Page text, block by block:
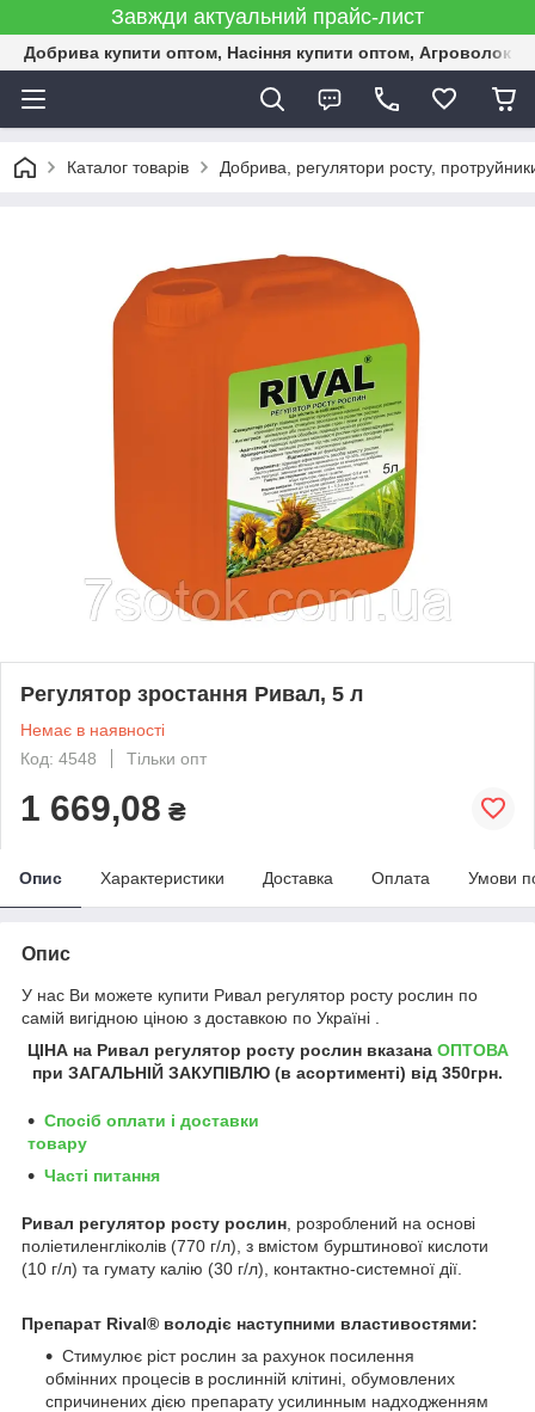
Завжди актуальний прайс-лист
Добрива купити оптом, Насіння купити оптом,
Каталог товарів Добрива, регулятори росту,
Регулятор зростання Ривал, 5 л
Немає в наявності
Код: 4548
Тільки опт
1 669,08 ₴
Опис Характеристики Доставка Оплата Умови
Опис
У нас Ви можете купити Ривал регулятор росту рослин по
самій вигідною ціною з доставкою по Україні .
ЦІНА на Ривал регулятор росту рослинвказана ОПТОВА
при ЗАГАЛЬНІЙ ЗАКУПІВЛЮ (в асортименті) від 350грн.
Спосіб оплати і доставки
товару
Часті питання
Ривал регулятор росту рослин , розроблений на основі
поліетиленгліколів (770 г/л), з вмістом бурштинової кислоти
(10 г/л) та гумату калію (30 г/л), контактно-системної дії.
Препарат Rival® володіє наступними властивостями:
Стимулює ріст рослин за рахунок посилення
обмінних процесів в рослинній клітині, обумовлених
спричинених дією препарату усилинным надходженням